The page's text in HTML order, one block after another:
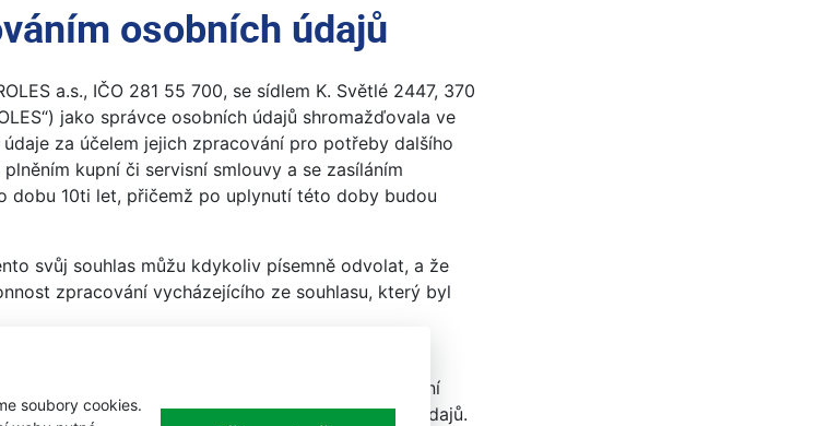
soubory cookies.
osobních údajů
a.s., IČO 281 55 700, se sídlem K. Světlé 2447, 370
jako správce osobních údajů shromažďovala ve
za účelem jejich zpracování pro potřeby dalšího
kupní či servisní smlouvy a se zasíláním
dobu 10ti let, přičemž po uplynutí této doby budou
svůj souhlas můžu kdykoliv písemně odvolat, a že
zpracování vycházejícího ze souhlasu, který byl
svém právu požadovat od CB PROLES přístup
na jejich opravu nebo výmaz, případně omezení
zpracování, jakož i o právu na přenositelnost údajů.